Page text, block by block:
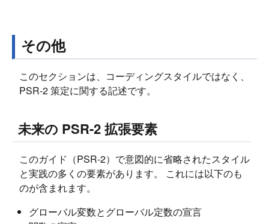
その他
このセクションは、コーディングスタイルではなく、
PSR-2 策定に関する記述です。
未来の PSR-2 拡張要素
このガイド（PSR-2）で意図的に省略されたスタイル
と実践の多くの要素があります。 これには以下のも
のが含まれます。
グローバル変数とグローバル定数の宣言